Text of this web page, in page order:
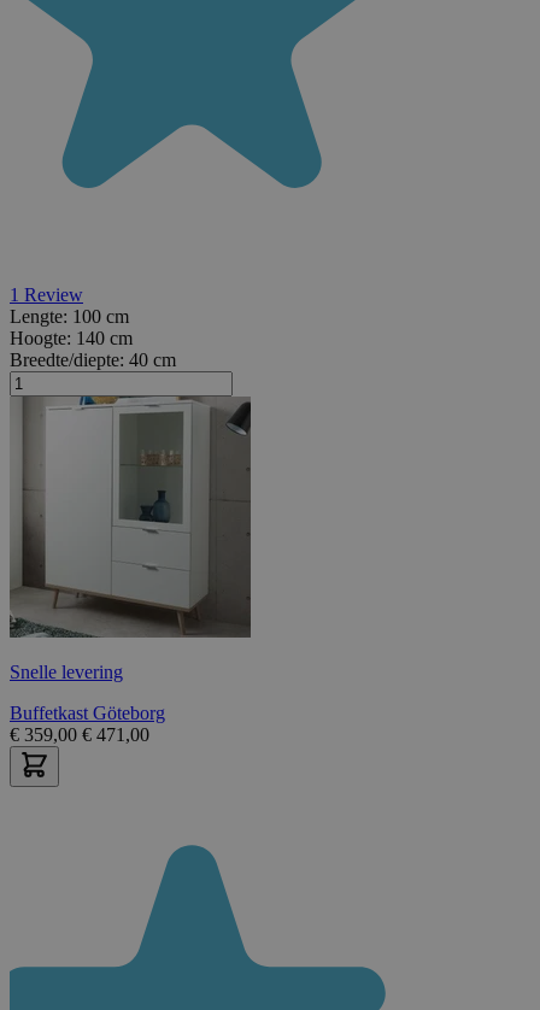
1 Review
Lengte: 100 cm
Hoogte: 140 cm
Breedte/diepte: 40 cm
Snelle levering
Buffetkast Göteborg
€ 359,00 € 471,00